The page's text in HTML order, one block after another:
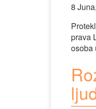
8
prava
osoba